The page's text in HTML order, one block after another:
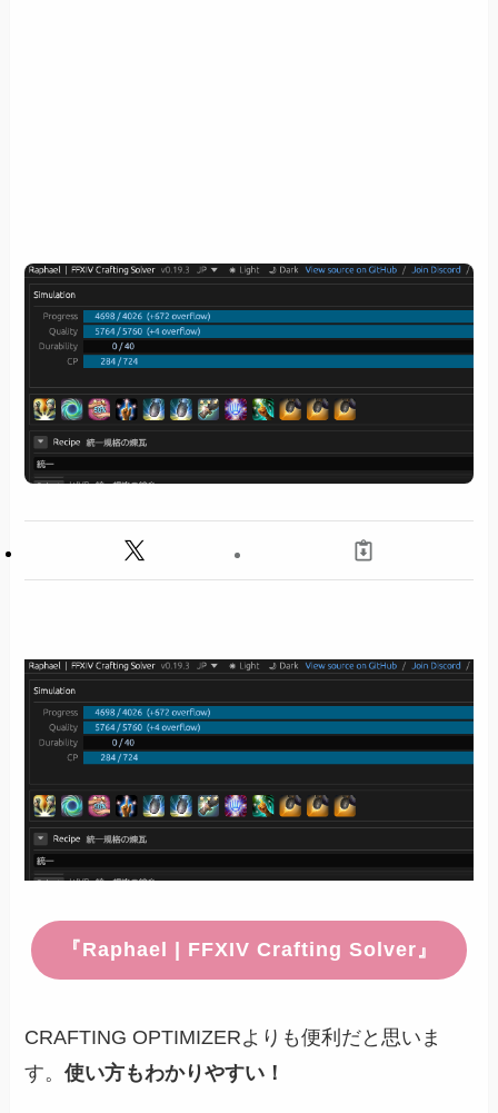
『Raphael | FFXIV Crafting Solver』
CRAFTING OPTIMIZERよりも便利だと思いま
す。使い方もわかりやすい！